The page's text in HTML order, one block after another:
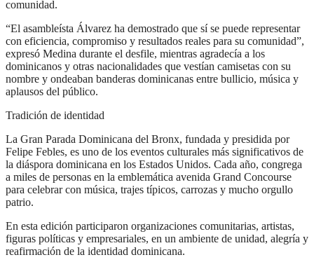
comunidad.
“El asambleísta Álvarez ha demostrado que sí se puede representar
con eficiencia, compromiso y resultados reales para su comunidad”,
expresó Medina durante el desfile, mientras agradecía a los
dominicanos y otras nacionalidades que vestían camisetas con su
nombre y ondeaban banderas dominicanas entre bullicio, música y
aplausos del público.
Tradición de identidad
La Gran Parada Dominicana del Bronx, fundada y presidida por
Felipe Febles, es uno de los eventos culturales más significativos de
la diáspora dominicana en los Estados Unidos. Cada año, congrega
a miles de personas en la emblemática avenida Grand Concourse
para celebrar con música, trajes típicos, carrozas y mucho orgullo
patrio.
En esta edición participaron organizaciones comunitarias, artistas,
figuras políticas y empresariales, en un ambiente de unidad, alegría y
reafirmación de la identidad dominicana.